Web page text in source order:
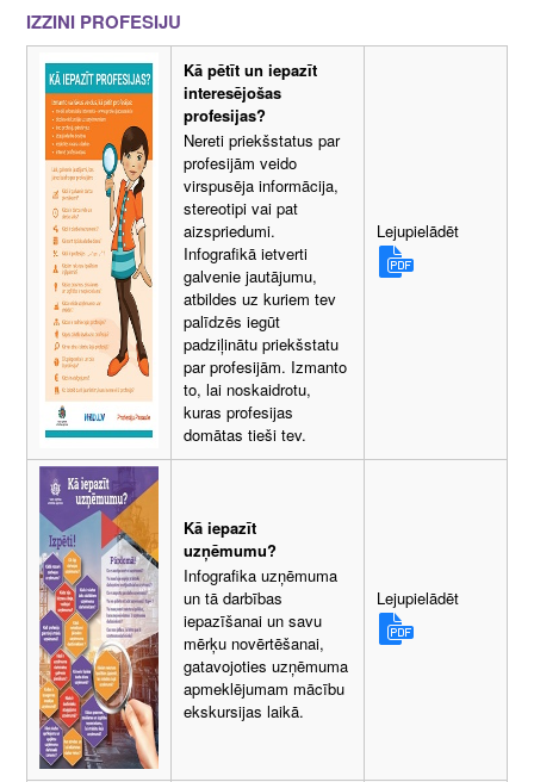
IZZINI PROFESIJU
Kā pētīt un iepazīt
interesējošas
profesijas?
Nereti priekšstatus par
profesijām veido
virspusēja informācija,
stereotipi vai pat
aizspriedumi.
Infografikā ietverti
galvenie jautājumu,
atbildes uz kuriem tev
palīdzēs iegūt
padziļinātu priekšstatu
par profesijām. Izmanto
to, lai noskaidrotu,
kuras profesijas
domātas tieši tev.
Lejupielādēt
Kā iepazīt
uzņēmumu?
Infografika uzņēmuma
un tā darbības
iepazīšanai un savu
mērķu novērtēšanai,
gatavojoties uzņēmuma
apmeklējumam mācību
ekskursijas laikā.
Lejupielādēt